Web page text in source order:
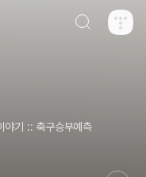
기 :: 축구승부예측